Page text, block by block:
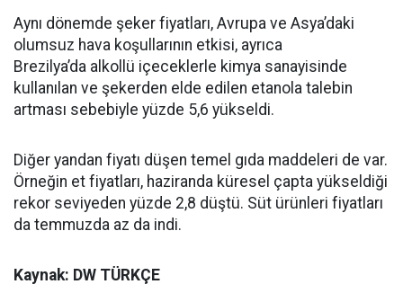
Aynı dönemde şeker fiyatları, Avrupa ve Asya’daki
olumsuz hava koşullarının etkisi, ayrıca
Brezilya’da alkollü içeceklerle kimya sanayisinde
kullanılan ve şekerden elde edilen etanola talebin
artması sebebiyle yüzde 5,6 yükseldi.
Diğer yandan fiyatı düşen temel gıda maddeleri de var.
Örneğin et fiyatları, haziranda küresel çapta yükseldiği
rekor seviyeden yüzde 2,8 düştü. Süt ürünleri fiyatları
da temmuzda az da indi.
Kaynak: DW TÜRKÇE